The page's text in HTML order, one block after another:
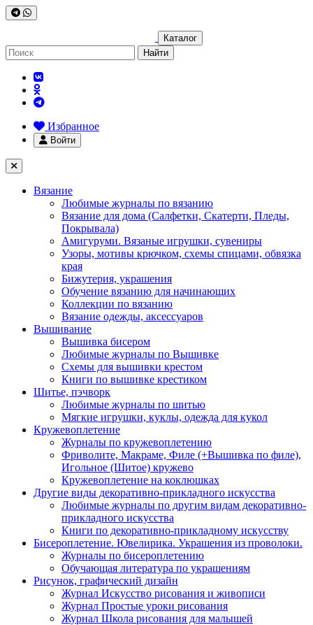
Каталог
Найти
Избранное
Войти
Вязание
Любимые журналы по вязанию
Вязание для дома (Салфетки, Скатерти, Пледы,
Покрывала)
Амигуруми. Вязаные игрушки, сувениры
Узоры, мотивы крючком, схемы спицами, обвязка
края
Бижутерия, украшения
Обучение вязанию для начинающих
Коллекции по вязанию
Вязание одежды, аксессуаров
Вышивание
Вышивка бисером
Любимые журналы по Вышивке
Схемы для вышивки крестом
Книги по вышивке крестиком
Шитье, пэчворк
Любимые журналы по шитью
Мягкие игрушки, куклы, одежда для кукол
Кружевоплетение
Журналы по кружевоплетению
Фриволите, Макраме, Филе (+Вышивка по филе),
Игольное (Шитое) кружево
Кружевоплетение на коклюшках
Другие виды декоративно-прикладного искусства
Любимые журналы по другим видам декоративно-
прикладного искусства
Книги по декоративно-прикладному искусству
Бисероплетение. Ювелирика. Украшения из проволоки.
Журналы по бисероплетению
Обучающая литература по украшениям
Рисунок, графический дизайн
Журнал Искусство рисования и живописи
Журнал Простые уроки рисования
Журнал Школа рисования для малышей